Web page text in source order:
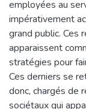
employées au
impérativement
grand public. Ces
apparaissent
stratégies pour
Ces derniers se
donc, chargés de
sociétaux qui